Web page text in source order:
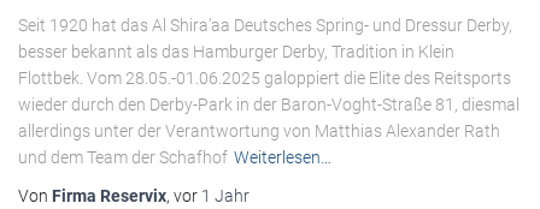
Seit 1920 hat das Al Shira’aa Deutsches Spring- und Dressur Derby,
besser bekannt als das Hamburger Derby, Tradition in Klein
Flottbek. Vom 28.05.-01.06.2025 galoppiert die Elite des Reitsports
wieder durch den Derby-Park in der Baron-Voght-Straße 81, diesmal
allerdings unter der Verantwortung von Matthias Alexander Rath
und dem Team der Schafhof Weiterlesen…
Von Firma Reservix, vor 1 Jahr